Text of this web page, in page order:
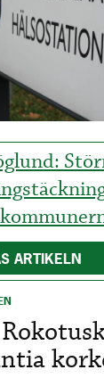
ALLMÄN
FÖR
ARTIKELN